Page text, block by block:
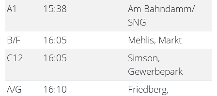
A1
15:38
Am Bahndamm/
SNG
B/F
16:05
Mehlis, Markt
C12
16:05
Simson,
Gewerbepark
A/G
16:10
Friedberg,